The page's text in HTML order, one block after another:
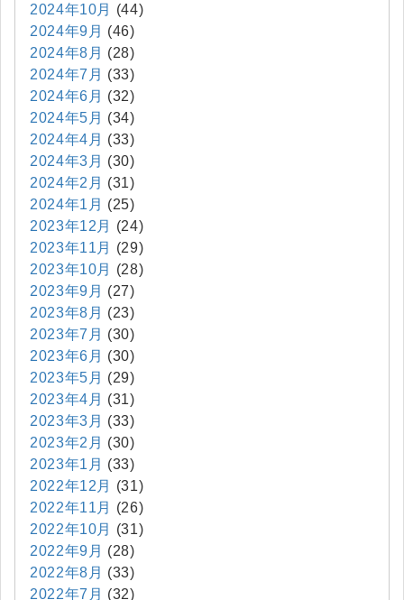
2024年10月
(44)
2024年9月 (46)
2024年8月 (28)
2024年7月 (33)
2024年6月 (32)
2024年5月 (34)
2024年4月 (33)
2024年3月 (30)
2024年2月 (31)
2024年1月 (25)
2023年12月
(24)
2023年11月
(29)
2023年10月
(28)
2023年9月 (27)
2023年8月 (23)
2023年7月 (30)
2023年6月 (30)
2023年5月 (29)
2023年4月 (31)
2023年3月 (33)
2023年2月 (30)
2023年1月 (33)
2022年12月
(31)
2022年11月
(26)
2022年10月
(31)
2022年9月 (28)
2022年8月 (33)
2022年7月 (32)